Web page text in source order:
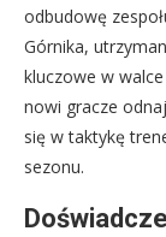
odbudowę
Górnika,
kluczowe w
nowi gracze
się w taktykę
sezonu.